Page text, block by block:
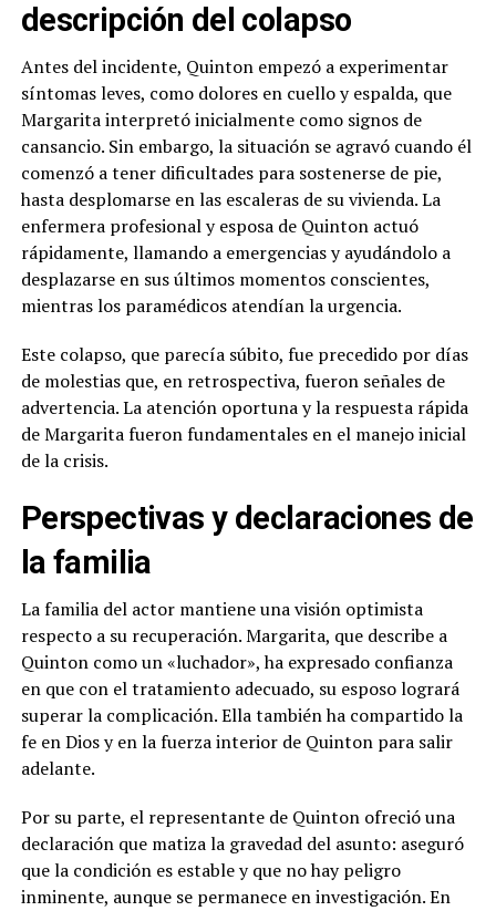
descripción del colapso
Antes del incidente, Quinton empezó a experimentar
síntomas leves, como dolores en cuello y espalda, que
Margarita interpretó inicialmente como signos de
cansancio. Sin embargo, la situación se agravó cuando él
comenzó a tener dificultades para sostenerse de pie,
hasta desplomarse en las escaleras de su vivienda. La
enfermera profesional y esposa de Quinton actuó
rápidamente, llamando a emergencias y ayudándolo a
desplazarse en sus últimos momentos conscientes,
mientras los paramédicos atendían la urgencia.
Este colapso, que parecía súbito, fue precedido por días
de molestias que, en retrospectiva, fueron señales de
advertencia. La atención oportuna y la respuesta rápida
de Margarita fueron fundamentales en el manejo inicial
de la crisis.
Perspectivas y declaraciones de
la familia
La familia del actor mantiene una visión optimista
respecto a su recuperación. Margarita, que describe a
Quinton como un «luchador», ha expresado confianza
en que con el tratamiento adecuado, su esposo logrará
superar la complicación. Ella también ha compartido la
fe en Dios y en la fuerza interior de Quinton para salir
adelante.
Por su parte, el representante de Quinton ofreció una
declaración que matiza la gravedad del asunto: aseguró
que la condición es estable y que no hay peligro
inminente, aunque se permanece en investigación. En